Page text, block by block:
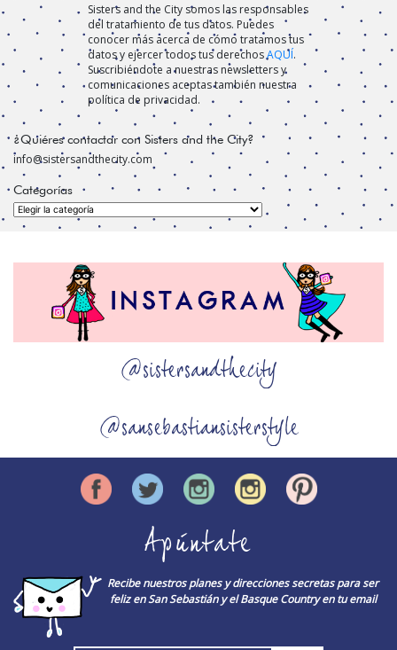
Sisters and the City somos las responsables
del tratamiento de tus datos. Puedes
conocer más acerca de cómo tratamos tus
datos y ejercer todos tus derechosAQUÍ.
Suscribiéndote a nuestras newsletters y
comunicaciones aceptas también nuestra
política de privacidad.
¿Quiéres contactar con Sisters and the City?
info@sistersandthecity.com
Categorías
Categorías
@sistersandthecity
@sansebastiansisterstyle
Apúntate
Recibe nuestros planes y direcciones secretas para ser
feliz en San Sebastián y el Basque Country en tu email